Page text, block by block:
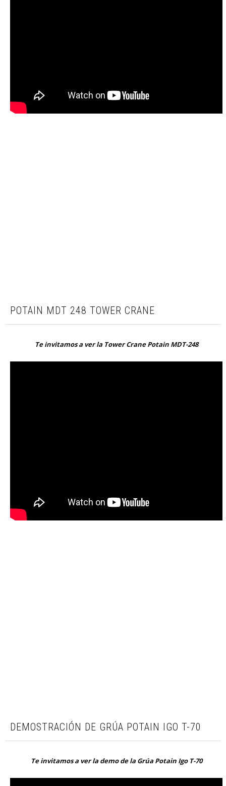
POTAIN MDT 248 TOWER CRANE
Te invitamos a ver la Tower Crane Potain MDT-248
DEMOSTRACIÓN DE GRÚA POTAIN IGO T-70
Te invitamos a ver la demo de la Grúa Potain Igo T-70